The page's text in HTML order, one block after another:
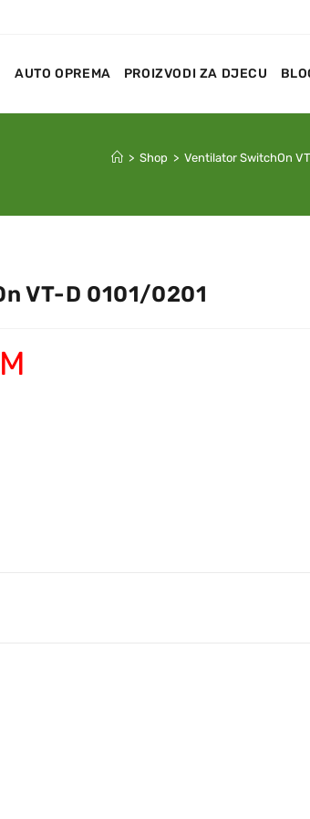
AUTO OPREMA PROIZVODI ZA DJECU
> Shop > Ventilator SwitchOn
VT-D 0101/0201